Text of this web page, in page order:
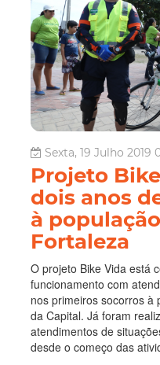
Sexta, 19 Julho 2019
Projeto
dois anos
à
Fortaleza
O projeto Bike Vida está
funcionamento com
nos primeiros socorros à
da Capital. Já foram
atendimentos de
desde o começo das